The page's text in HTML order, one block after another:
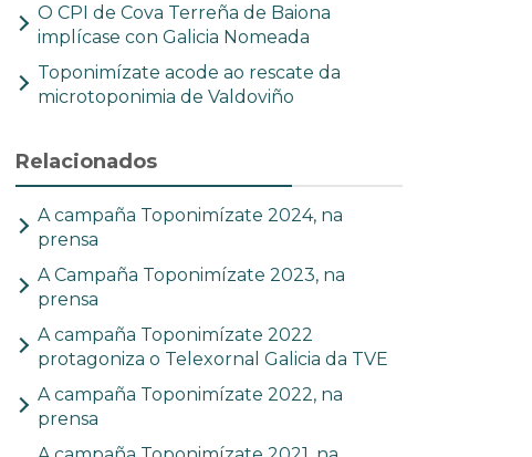
O CPI de Cova Terreña de Baiona
implícase con Galicia Nomeada
Toponimízate acode ao rescate da
microtoponimia de Valdoviño
Relacionados
A campaña Toponimízate 2024, na
prensa
A Campaña Toponimízate 2023, na
prensa
A campaña Toponimízate 2022
protagoniza o Telexornal Galicia da TVE
A campaña Toponimízate 2022, na
prensa